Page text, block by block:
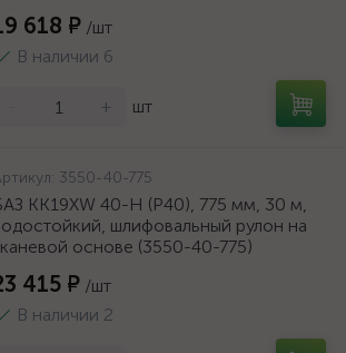
618 ₽ /шт
В наличии 6
+ шт
3550-40-775
KK19XW 40-H (Р40), 775 мм, 30 м,
шлифовальный рулон на
основе (3550-40-775)
415 ₽ /шт
В наличии 2